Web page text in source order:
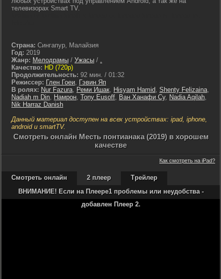
телевизорах Smart TV.
Страна: Сингапур, Малайзия
Год: 2019
Жанр: Мелодрамы / Ужасы / .
Качество: HD (720p)
Продолжительность: 92 мин. / 01:32
Режиссер: Глен Гоеи, Гэвин Яп
В ролях: Nur Fazura, Реми Ишак, Hisyam Hamid, Shenty Felizaina,
Nadiah m Din, Намрон, Tony Eusoff, Ван Ханафи Су, Nadia Aqilah,
Nik Harraz Danish
Данный материал доступен на всех устройствах: ipad, iphone,
android и smartTV.
Cмотреть онлайн Месть понтианака (2019) в хорошем
качестве
Как смотреть на iPad?
Смотреть онлайн 2 плеер
Трейлер
ВНИМАНИЕ! Если на Плеере1 проблемы или неудобства -
добавлен Плеер 2.